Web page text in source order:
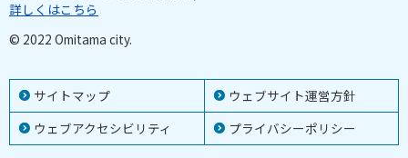
サイトマップ
ウェブサイト運営方針
ウェブアクセシビリティ
プライバシーポリシー
詳しくはこちら
© 2022 Omitama city.